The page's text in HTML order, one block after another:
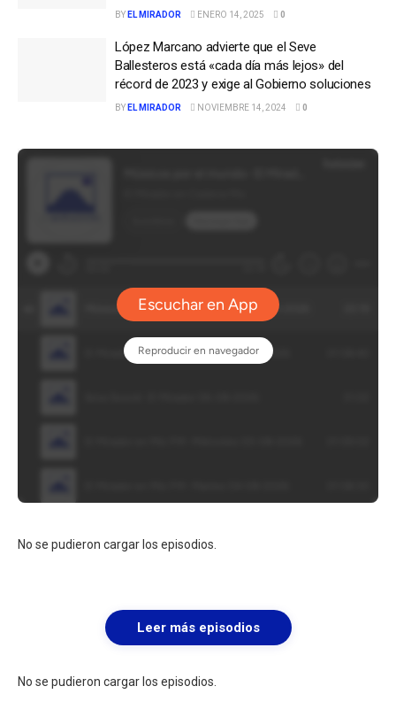
BY EL MIRADOR ENERO 14, 2025 0
López Marcano advierte que el Seve
Ballesteros está «cada día más lejos» del
récord de 2023 y exige al Gobierno soluciones
BY EL MIRADOR NOVIEMBRE 14, 2024 0
No se pudieron cargar los episodios.
Leer más episodios
No se pudieron cargar los episodios.